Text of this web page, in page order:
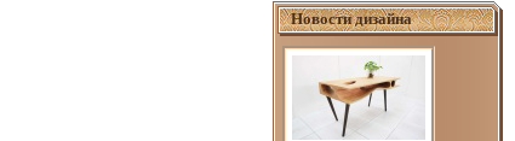
Новости дизайна